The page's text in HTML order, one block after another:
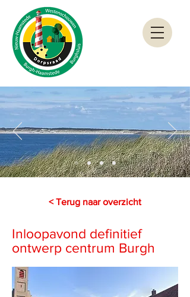
< Terug naar overzicht
Inloopavond definitief
ontwerp centrum Burgh